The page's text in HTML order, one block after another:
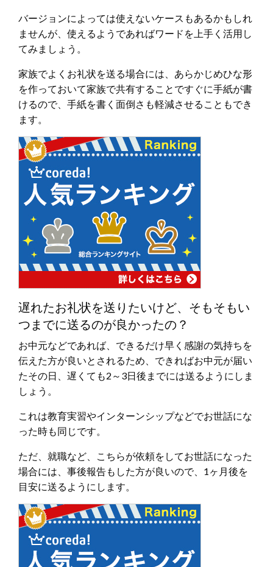
バージョンによっては使えないケースもあるかもしれ
ませんが、使えるようであればワードを上手く活用し
てみましょう。
家族でよくお礼状を送る場合には、あらかじめひな形
を作っておいて家族で共有することですぐに手紙が書
けるので、手紙を書く面倒さも軽減させることもでき
ます。
遅れたお礼状を送りたいけど、そもそもい
つまでに送るのが良かったの？
お中元などであれば、できるだけ早く感謝の気持ちを
伝えた方が良いとされるため、できればお中元が届い
たその日、遅くても2～3日後までには送るようにしま
しょう。
これは教育実習やインターンシップなどでお世話にな
った時も同じです。
ただ、就職など、こちらが依頼をしてお世話になった
場合には、事後報告もした方が良いので、1ヶ月後を
目安に送るようにします。